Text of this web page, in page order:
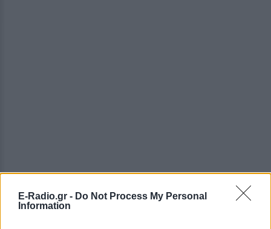
E-Radio.gr - Do Not Process My Personal
Information